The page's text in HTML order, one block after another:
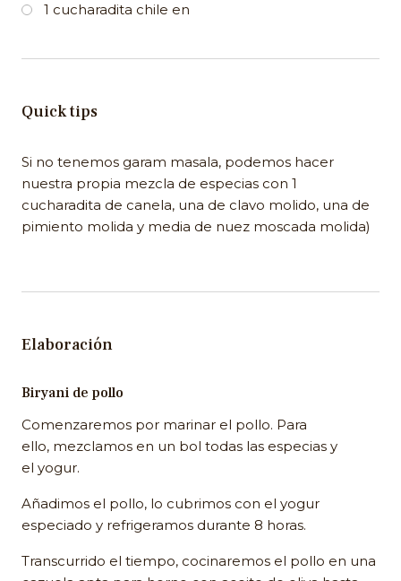
1 cucharadita chile en
Quick tips
Si no tenemos garam masala, podemos hacer
nuestra propia mezcla de especias con 1
cucharadita de canela, una de clavo molido, una de
pimiento molida y media de nuez moscada molida)
Elaboración
Biryani de pollo
Comenzaremos por marinar el pollo. Para
ello, mezclamos en un bol todas las especias y
el yogur.
Añadimos el pollo, lo cubrimos con el yogur
especiado y refrigeramos durante 8 horas.
Transcurrido el tiempo, cocinaremos el pollo en una